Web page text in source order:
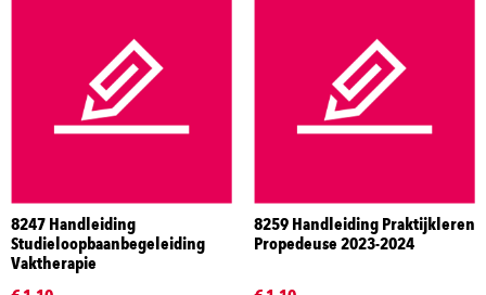
8247 Handleiding
Studieloopbaanbegeleiding
Vaktherapie
8259 Handleiding Praktijkleren
Propedeuse 2023-2024